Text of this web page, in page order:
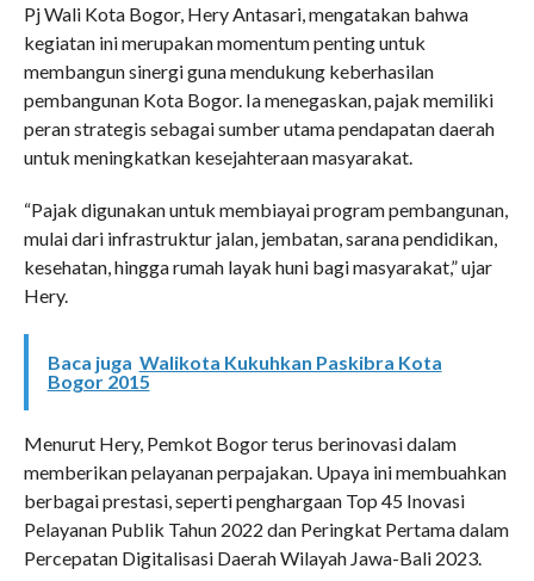
Pj Wali Kota Bogor, Hery Antasari, mengatakan bahwa
kegiatan ini merupakan momentum penting untuk
membangun sinergi guna mendukung keberhasilan
pembangunan Kota Bogor. Ia menegaskan, pajak memiliki
peran strategis sebagai sumber utama pendapatan daerah
untuk meningkatkan kesejahteraan masyarakat.
“Pajak digunakan untuk membiayai program pembangunan,
mulai dari infrastruktur jalan, jembatan, sarana pendidikan,
kesehatan, hingga rumah layak huni bagi masyarakat,” ujar
Hery.
Baca juga Walikota Kukuhkan Paskibra Kota
Bogor 2015
Menurut Hery, Pemkot Bogor terus berinovasi dalam
memberikan pelayanan perpajakan. Upaya ini membuahkan
berbagai prestasi, seperti penghargaan Top 45 Inovasi
Pelayanan Publik Tahun 2022 dan Peringkat Pertama dalam
Percepatan Digitalisasi Daerah Wilayah Jawa-Bali 2023.